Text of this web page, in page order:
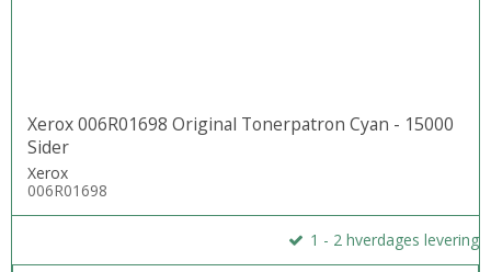
Xerox 006R01698 Original Tonerpatron Cyan - 15000
Sider
Xerox
006R01698
1 - 2 hverdages levering